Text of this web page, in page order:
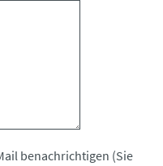
benachrichtigen (Sie